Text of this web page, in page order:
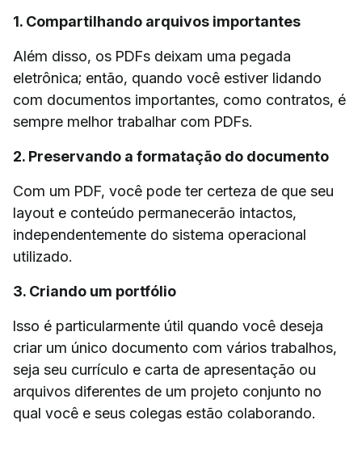
1. Compartilhando arquivos importantes
Além disso, os PDFs deixam uma pegada
eletrônica; então, quando você estiver lidando
com documentos importantes, como contratos, é
sempre melhor trabalhar com PDFs.
2. Preservando a formatação do documento
Com um PDF, você pode ter certeza de que seu
layout e conteúdo permanecerão intactos,
independentemente do sistema operacional
utilizado.
3. Criando um portfólio
Isso é particularmente útil quando você deseja
criar um único documento com vários trabalhos,
seja seu currículo e carta de apresentação ou
arquivos diferentes de um projeto conjunto no
qual você e seus colegas estão colaborando.